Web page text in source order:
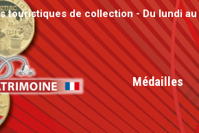
touristiques de collection - Du lundi
Médailles